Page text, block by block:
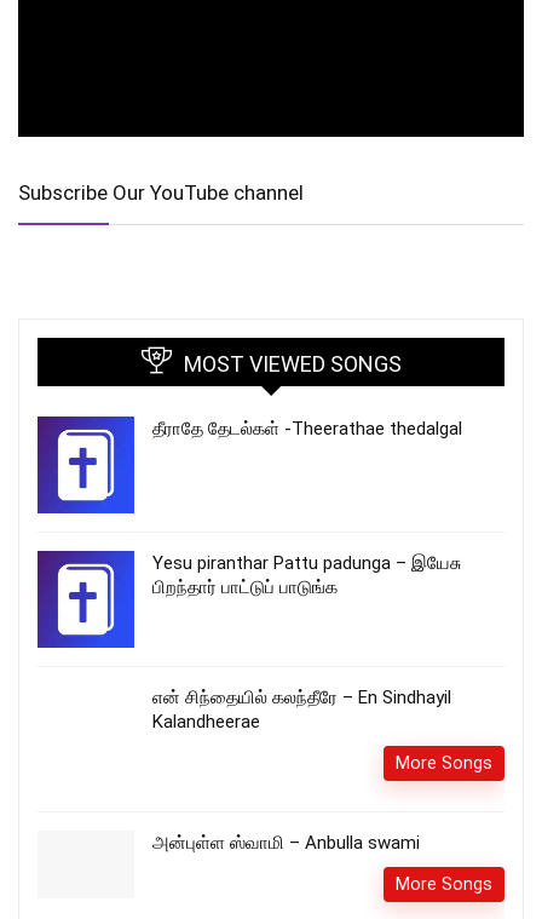
Subscribe Our YouTube channel
MOST VIEWED SONGS
தீராதே தேடல்கள் -Theerathae thedalgal
Yesu piranthar Pattu padunga – இயேசு
பிறந்தார் பாட்டுப் பாடுங்க
என் சிந்தையில் கலந்தீரே – En Sindhayil
Kalandheerae
More Songs
அன்புள்ள ஸ்வாமி – Anbulla swami
More Songs